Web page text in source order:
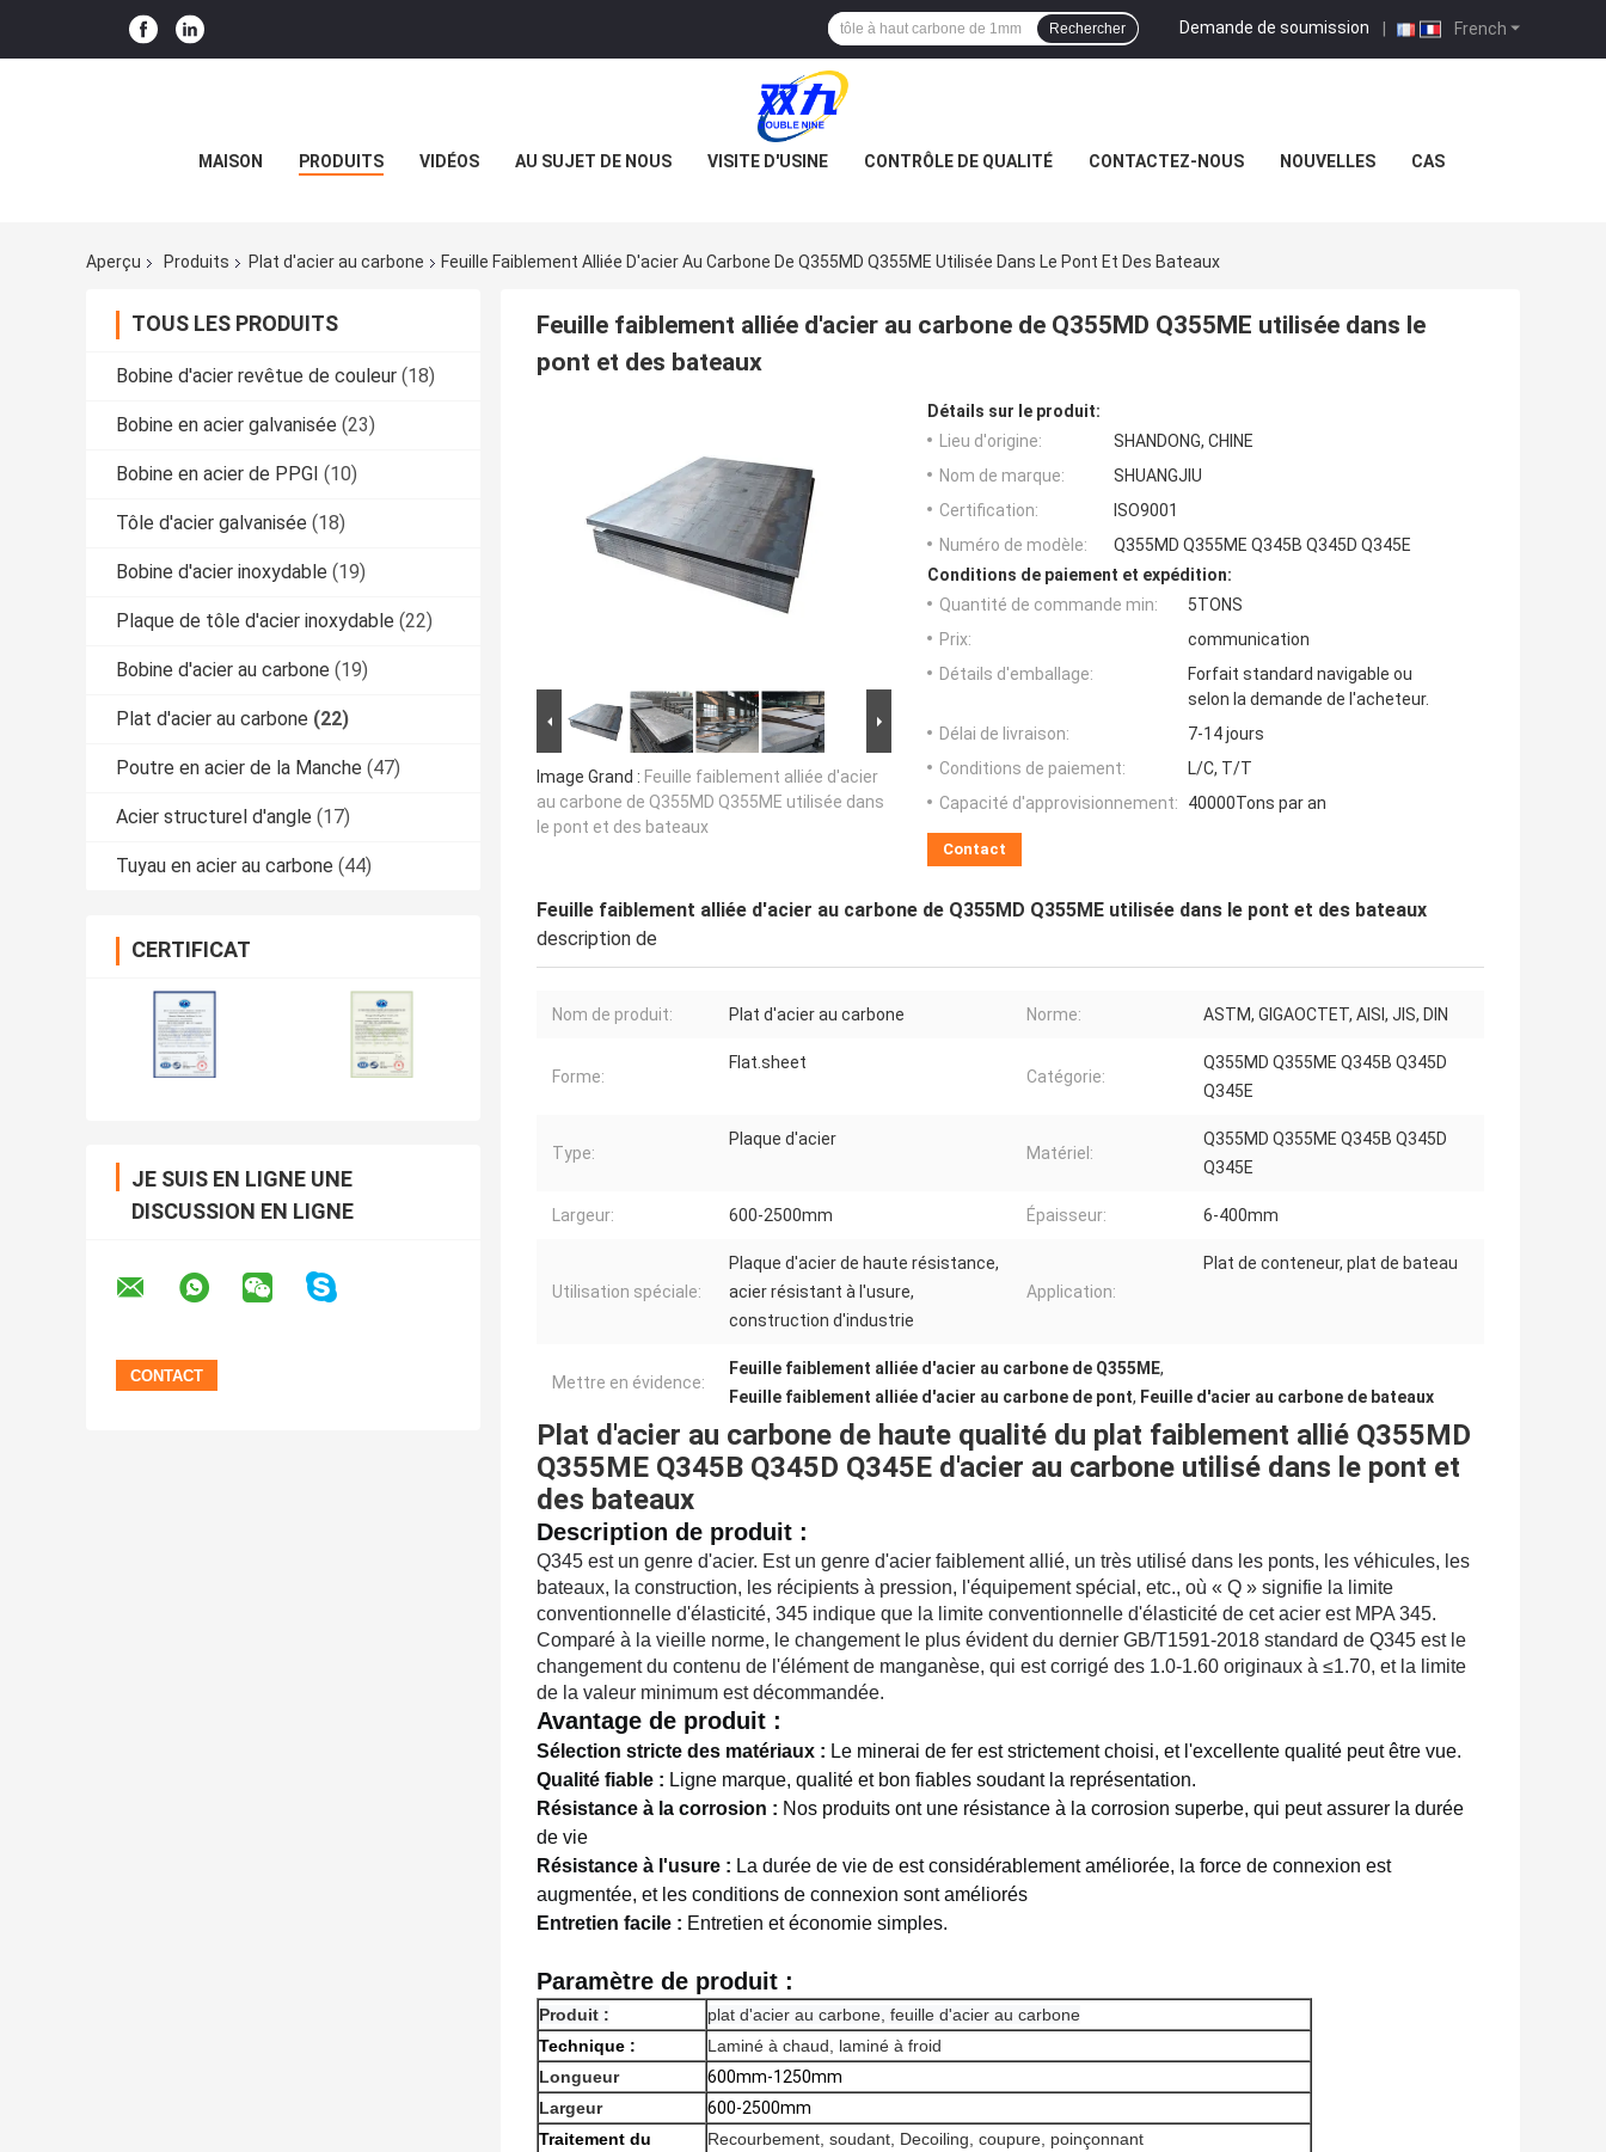
French
Demande de soumission |
Rechercher
MAISON PRODUITS VIDÉOS AU SUJET DE NOUS VISITE D'USINE CONTRÔLE DE QUALITÉ CONTACTEZ-NOUS NOUVELLES CAS
Aperçu Produits Plat d'acier au carbone Feuille Faiblement Alliée D'acier Au Carbone De Q355MD Q355ME Utilisée Dans Le Pont Et Des Bateaux
TOUS LES PRODUITS
Bobine d'acier revêtue de couleur (18)
Bobine en acier galvanisée (23)
Bobine en acier de PPGI (10)
Tôle d'acier galvanisée (18)
Bobine d'acier inoxydable (19)
Plaque de tôle d'acier inoxydable (22)
Bobine d'acier au carbone (19)
Plat d'acier au carbone (22)
Poutre en acier de la Manche (47)
Acier structurel d'angle (17)
Tuyau en acier au carbone (44)
CERTIFICAT
JE SUIS EN LIGNE UNE
DISCUSSION EN LIGNE
Feuille faiblement alliée d'acier au carbone de Q355MD Q355ME utilisée dans le
pont et des bateaux
Image Grand : Feuille faiblement alliée d'acier
au carbone de Q355MD Q355ME utilisée dans
le pont et des bateaux
Détails sur le produit:
Lieu d'origine:
SHANDONG, CHINE
Nom de marque:
SHUANGJIU
Certification:
ISO9001
Numéro de modèle:
Q355MD Q355ME Q345B Q345D Q345E
Conditions de paiement et expédition:
Quantité de commande min:
5TONS
Prix:
communication
Détails d'emballage:
Forfait standard navigable ou
selon la demande de l'acheteur.
Délai de livraison:
7-14 jours
Conditions de paiement:
L/C, T/T
Capacité d'approvisionnement:
40000Tons par an
Contact
Feuille faiblement alliée d'acier au carbone de Q355MD Q355ME utilisée dans le pont et des bateaux
description de
Nom de produit: Plat d'acier au carbone Norme: ASTM, GIGAOCTET, AISI, JIS, DIN
Forme:
Flat.sheet
Catégorie:
Q355MD Q355ME Q345B Q345D
Q345E
Type:
Plaque d'acier
Matériel:
Q355MD Q355ME Q345B Q345D
Q345E
Largeur: 600-2500mm Épaisseur: 6-400mm
Utilisation spéciale:
Plaque d'acier de haute résistance,
acier résistant à l'usure,
construction d'industrie
Application:
Plat de conteneur, plat de bateau
Mettre en évidence:
Feuille faiblement alliée d'acier au carbone de Q355ME,
Feuille faiblement alliée d'acier au carbone de pont, Feuille d'acier au carbone de bateaux
Plat d'acier au carbone de haute qualité du plat faiblement allié Q355MD
Q355ME Q345B Q345D Q345E d'acier au carbone utilisé dans le pont et
des bateaux
Description de produit :
Q345 est un genre d'acier. Est un genre d'acier faiblement allié, un très utilisé dans les ponts, les véhicules, les
bateaux, la construction, les récipients à pression, l'équipement spécial, etc., où « Q » signifie la limite
conventionnelle d'élasticité, 345 indique que la limite conventionnelle d'élasticité de cet acier est MPA 345.
Comparé à la vieille norme, le changement le plus évident du dernier GB/T1591-2018 standard de Q345 est le
changement du contenu de l'élément de manganèse, qui est corrigé des 1.0-1.60 originaux à ≤1.70, et la limite
de la valeur minimum est décommandée.
Avantage de produit :
Sélection stricte des matériaux : Le minerai de fer est strictement choisi, et l'excellente qualité peut être vue.
Qualité fiable : Ligne marque, qualité et bon fiables soudant la représentation.
Résistance à la corrosion : Nos produits ont une résistance à la corrosion superbe, qui peut assurer la durée
de vie
Résistance à l'usure : La durée de vie de est considérablement améliorée, la force de connexion est
augmentée, et les conditions de connexion sont améliorés
Entretien facile : Entretien et économie simples.
Paramètre de produit :
Produit :
plat d'acier au carbone, feuille d'acier au carbone
Technique :
Laminé à chaud, laminé à froid
Longueur
600mm-1250mm
Largeur
600-2500mm
Traitement du
Recourbement, soudant, Decoiling, coupure, poinçonnant